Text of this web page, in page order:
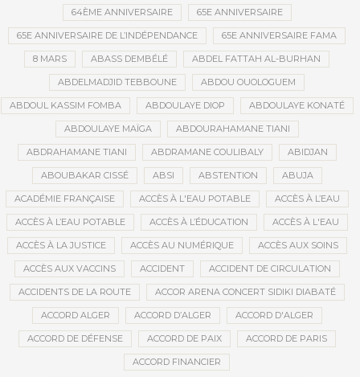
64ÈME ANNIVERSAIRE 65E ANNIVERSAIRE
65E ANNIVERSAIRE DE L’INDÉPENDANCE 65E ANNIVERSAIRE FAMA
8 MARS ABASS DEMBÉLÉ ABDEL FATTAH AL-BURHAN
ABDELMADJID TEBBOUNE ABDOU OUOLOGUEM
ABDOUL KASSIM FOMBA ABDOULAYE DIOP ABDOULAYE KONATÉ
ABDOULAYE MAÏGA ABDOURAHAMANE TIANI
ABDRAHAMANE TIANI ABDRAMANE COULIBALY ABIDJAN
ABOUBAKAR CISSÉ ABSI ABSTENTION ABUJA
ACADÉMIE FRANÇAISE ACCÈS À L'EAU POTABLE ACCÈS À L’EAU
ACCÈS À L’EAU POTABLE ACCÈS À L’ÉDUCATION ACCÈS À L'EAU
ACCÈS À LA JUSTICE ACCÈS AU NUMÉRIQUE ACCÈS AUX SOINS
ACCÈS AUX VACCINS ACCIDENT ACCIDENT DE CIRCULATION
ACCIDENTS DE LA ROUTE ACCOR ARENA CONCERT SIDIKI DIABATÉ
ACCORD ALGER ACCORD D’ALGER ACCORD D'ALGER
ACCORD DE DÉFENSE ACCORD DE PAIX ACCORD DE PARIS
ACCORD FINANCIER